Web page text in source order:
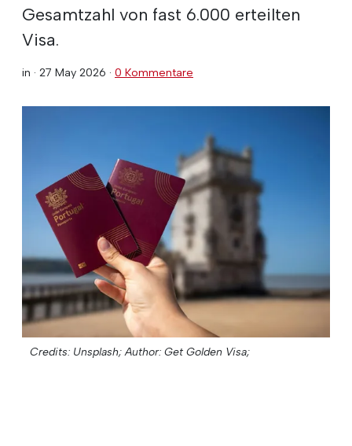
Gesamtzahl von fast 6.000 erteilten
Visa.
in · 27 May 2026 · 0 Kommentare
Credits: Unsplash; Author: Get Golden Visa;